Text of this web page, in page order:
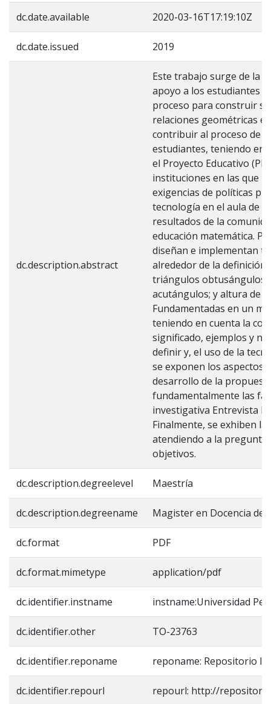
dc.date.available 2020-03-16T17:19:10Z
dc.date.issued 2019
dc.description.abstract
Este trabajo surge de la
apoyo a los estudiantes
proceso para construir
relaciones geométricas
contribuir al proceso de
estudiantes, teniendo en
el Proyecto Educativo
instituciones en las que
exigencias de políticas
tecnología en el aula de
resultados de la
educación matemática.
diseñan e implementan
alrededor de la definición
triángulos obtusángulos
acutángulos; y altura de
Fundamentadas en un
teniendo en cuenta la
significado, ejemplos y
definir y, el uso de la
se exponen los aspectos
desarrollo de la
fundamentalmente las
investigativa Entrevista
Finalmente, se exhiben
atendiendo a la pregunta
objetivos.
dc.description.degreelevel Maestría
dc.description.degreename Magister en Docencia de
dc.format PDF
dc.format.mimetype application/pdf
dc.identifier.instname instname:Universidad
dc.identifier.other TO-23763
dc.identifier.reponame reponame: Repositorio
dc.identifier.repourl repourl: http://